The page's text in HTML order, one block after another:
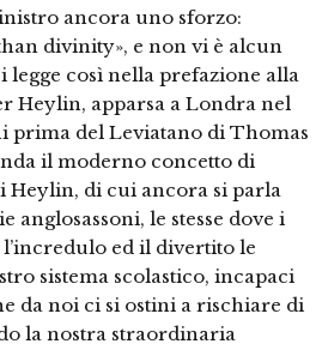
ancora uno sforzo:
divinity», e non vi è alcun
legge così nella prefazione alla
Heylin, apparsa a Londra nel
prima del Leviatano di Thomas
il moderno concetto di
Heylin, di cui ancora si parla
anglosassoni, le stesse dove i
ed il divertito le
sistema scolastico, incapaci
da noi ci si ostini a rischiare di
la nostra straordinaria